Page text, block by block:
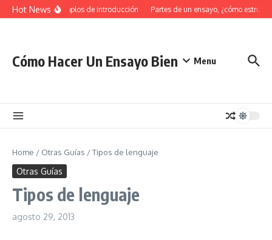
Saltar al contenido
Hot News34 Ejemplos de introducción Partes de un ensayo, ¿cómo
Cómo Hacer Un Ensayo Bien Menu
Home / Otras Guías /Tipos de lenguaje
Otras Guías
Tipos de lenguaje
agosto 29, 2013